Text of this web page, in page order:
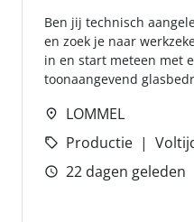
Ben jij technisch
en zoek je naar
in en start meteen met
toonaangevend
LOMMEL
Productie
22 dagen geleden